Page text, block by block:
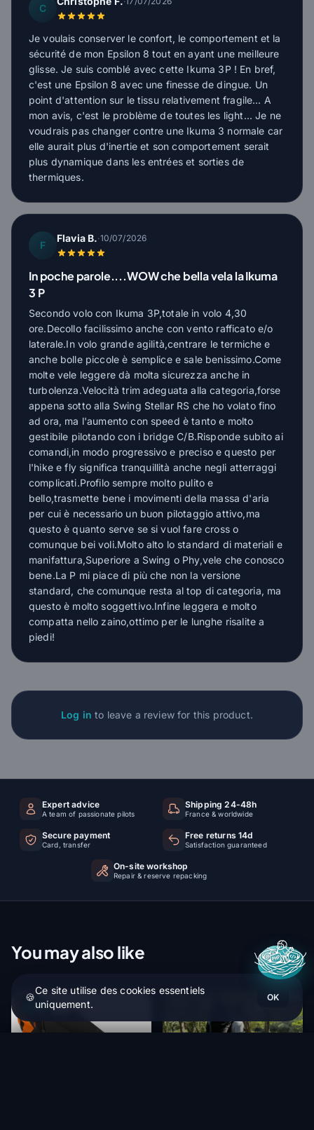
C
Je voulais conserver le confort, le comportement et la
sécurité de mon Epsilon 8 tout en ayant une meilleure
glisse. Je suis comblé avec cette Ikuma 3P ! En bref,
c'est une Epsilon 8 avec une finesse de dingue. Un
point d'attention sur le tissu relativement fragile... A
mon avis, c'est le problème de toutes les light... Je ne
voudrais pas changer contre une Ikuma 3 normale car
elle aurait plus d'inertie et son comportement serait
plus dynamique dans les entrées et sorties de
thermiques.
F
Flavia B.·10/07/2026
In poche parole....WOW che bella vela la Ikuma
3 P
Secondo volo con Ikuma 3P,totale in volo 4,30
ore.Decollo facilissimo anche con vento rafficato e/o
laterale.In volo grande agilità,centrare le termiche e
anche bolle piccole è semplice e sale benissimo.Come
molte vele leggere dà molta sicurezza anche in
turbolenza.Velocità trim adeguata alla categoria,forse
appena sotto alla Swing Stellar RS che ho volato fino
ad ora, ma l'aumento con speed è tanto e molto
gestibile pilotando con i bridge C/B.Risponde subito ai
comandi,in modo progressivo e preciso e questo per
l'hike e fly significa tranquillità anche negli atterraggi
complicati.Profilo sempre molto pulito e
bello,trasmette bene i movimenti della massa d'aria
per cui è necessario un buon pilotaggio attivo,ma
questo è quanto serve se si vuol fare cross o
comunque bei voli.Molto alto lo standard di materiali e
manifattura,Superiore a Swing o Phy,vele che conosco
bene.La P mi piace di più che non la versione
standard, che comunque resta al top di categoria, ma
questo è molto soggettivo.Infine leggera e molto
compatta nello zaino,ottimo per le lunghe risalite a
piedi!
Log in to leave a review for this product.
Expert advice
A team of passionate pilots
Shipping 24-48h
France & worldwide
Secure payment
Card, transfer
Free returns 14d
Satisfaction guaranteed
On-site workshop
Repair & reserve repacking
You may also like
-15%
🍪
Ce site utilise des cookies essentiels
uniquement.
OK